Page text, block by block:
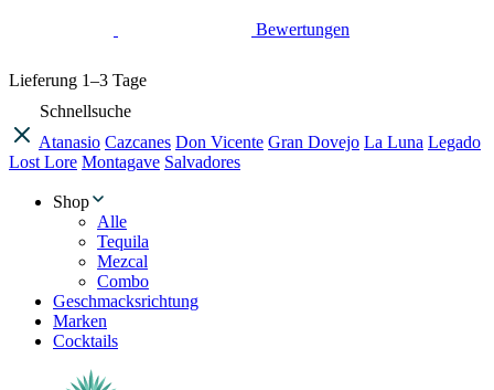
Bewertungen
Lieferung 1–3 Tage
Schnellsuche
Atanasio Cazcanes Don Vicente Gran Dovejo La Luna Legado
Lost Lore Montagave Salvadores
Shop
Alle
Tequila
Mezcal
Combo
Geschmacksrichtung
Marken
Cocktails